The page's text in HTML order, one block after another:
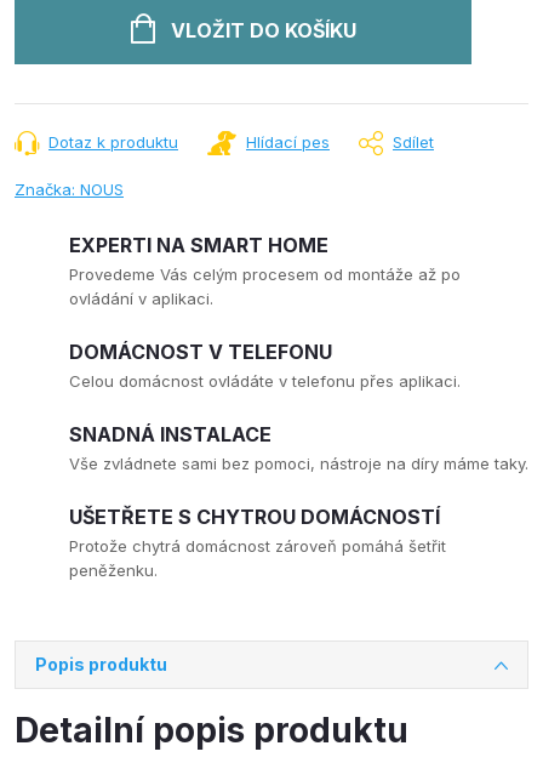
VLOŽIT DO KOŠÍKU
Dotaz k produktu Hlídací pes Sdílet
Značka: NOUS
EXPERTI NA SMART HOME
Provedeme Vás celým procesem od montáže až po
ovládání v aplikaci.
DOMÁCNOST V TELEFONU
Celou domácnost ovládáte v telefonu přes aplikaci.
SNADNÁ INSTALACE
Vše zvládnete sami bez pomoci, nástroje na díry máme taky.
UŠETŘETE S CHYTROU DOMÁCNOSTÍ
Protože chytrá domácnost zároveň pomáhá šetřit
peněženku.
Popis produktu
Detailní popis produktu